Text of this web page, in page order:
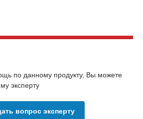
по данному продукту, Вы можете
эксперту
вопрос эксперту